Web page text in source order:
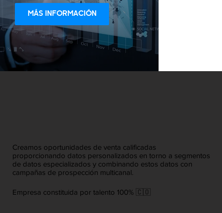
MÁS INFORMACIÓN
Creamos oportunidades de venta calificadas
proporcionando datos personalizados en torno a segmentos
de datos especializados y combinando estos datos con
campañas de prospección multicanal.
Empresa constituida por talento 100% 🇨🇴